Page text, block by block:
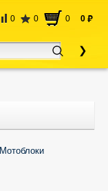
0 0 0 0 руб
Мотоблоки